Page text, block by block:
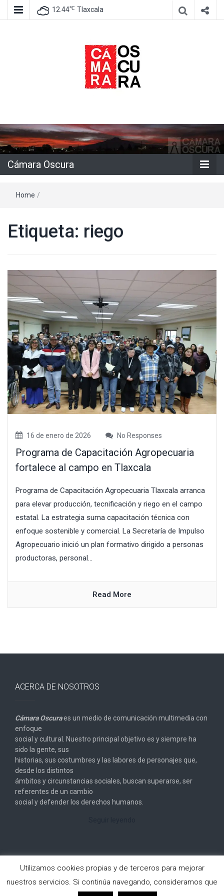
12.44℃ Tlaxcala
Cámara
Oscura
Cámara Oscura
Home /
Etiqueta: riego
16 de enero de 2026 No Responses
Programa de Capacitación Agropecuaria
fortalece al campo en Tlaxcala
Programa de Capacitación Agropecuaria Tlaxcala arranca
para elevar producción, tecnificación y riego en el campo
estatal. La estrategia suma capacitación técnica con
enfoque sostenible y comercial. La Secretaría de Impulso
Agropecuario inició un plan formativo dirigido a personas
productoras, personal...
Read More
ACERCA DE NOSOTROS
Cámara Oscuraes un medio de comunicación multimedia con
enfoque
social y cultural. Nuestro principal objetivo es y siempre ha
sido la gente, sus
historias, sus costumbres y las labores de personajes que,
desde los distintos
ámbitos y circunstancias sociales, buscan superarse, ser
referentes de un cambio
social y defender los derechos humanos.
Copyright © 2026Cámara Oscura. All rights reserved.
Utilizamos cookies propias y de terceros para mejorar
nuestros servicios. Si continúa navegando, consideramos que